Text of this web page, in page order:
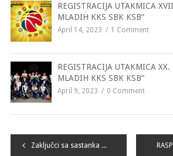
REGISTRACIJA UTAKMICA
MLADIH KKS SBK KSB“
April 14, 2023 1 Comment
REGISTRACIJA UTAKMICA XX.
MLADIH KKS SBK KSB“
April 9, 2023 0 Comment
Navigacija
Zaključci sa sastanka Udruženja Ligaša i UO KKS SBK KSB